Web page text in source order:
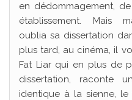
en dédommagement, de
établissement. Mais
oublia sa dissertation
plus tard, au cinéma, il
Fat Liar qui en plus de
dissertation, raconte
identique à la sienne,